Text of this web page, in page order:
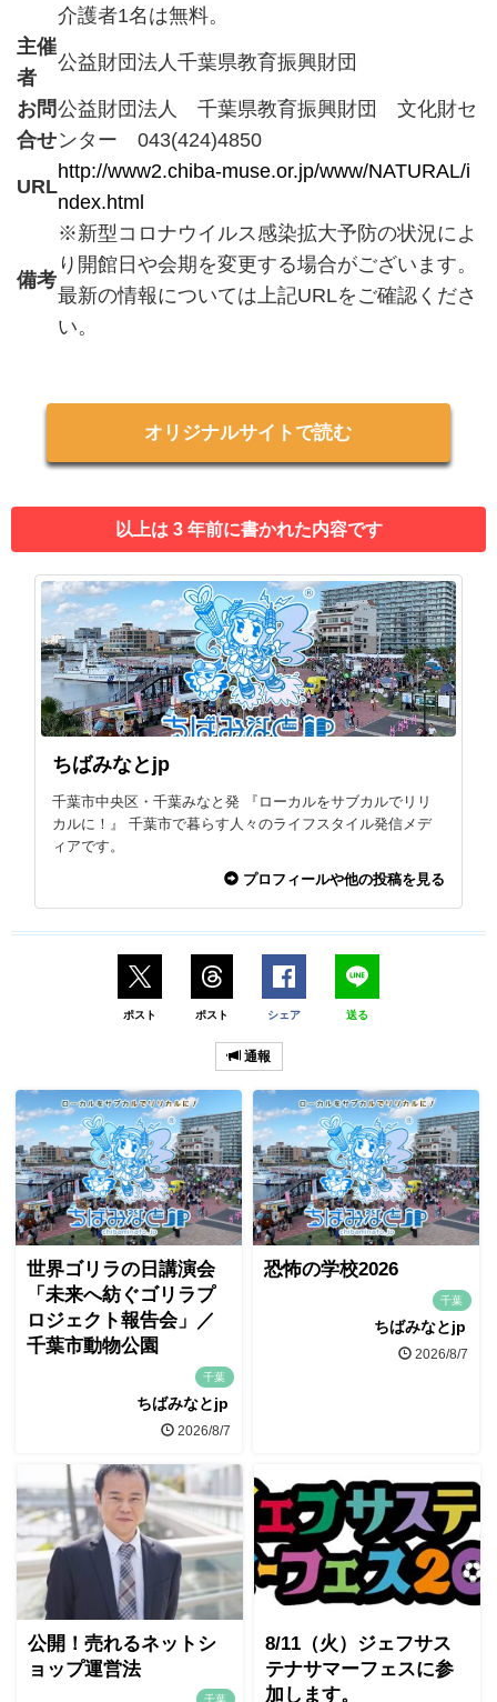
介護者1名は無料。
主催
者
公益財団法人千葉県教育振興財団
お問
合せ
公益財団法人 千葉県教育振興財団 文化財セ
ンター 043(424)4850
URL
http://www2.chiba-muse.or.jp/www/NATURAL/i
ndex.html
備考
※新型コロナウイルス感染拡大予防の状況によ
り開館日や会期を変更する場合がございます。
最新の情報については上記URLをご確認くださ
い。
オリジナルサイトで読む
以上は 3 年前に書かれた内容です
ちばみなとjp
千葉市中央区・千葉みなと発 『ローカルをサブカルでリリ
カルに！』 千葉市で暮らす人々のライフスタイル発信メデ
ィアです。
プロフィールや他の投稿を見る
ポスト ポスト シェア 送る
通報
世界ゴリラの日講演会
「未来へ紡ぐゴリラプ
ロジェクト報告会」／
千葉市動物公園
千葉
ちばみなとjp
2026/8/7
恐怖の学校2026
千葉
ちばみなとjp
2026/8/7
公開！売れるネットシ
ョップ運営法
8/11（火）ジェフサス
テナサマーフェスに参
加します。